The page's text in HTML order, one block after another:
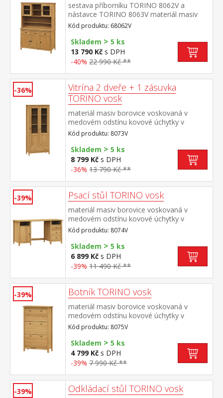
sestava příborníku TORINO 8062V a
nástavce TORINO 8063V materiál masiv
borovice voskovaná v medovém
odstínu kovové úchytky v barevném
provedení černěná mosaz příborník: 3
dveře, 3 zásuvky s kovovými
pojezdy nástavec: dvoje prosklená
80 cm rozměr nástavce (š/h/v) 129 × 33 ×
100 cm
Kód produktu: 68062V
Skladem > 5 ks
13 790 Kč s DPH
-40% 22 990 Kč **
-36%
Vitrína 2 dveře + 1 zásuvka
TORINO vosk
materiál masiv borovice voskovaná v
medovém odstínu kovové úchytky v
barevném provedení černěná mosaz dvoje
částečně prosklené dveře, tři police jedna
zásuvka s kovovými pojezdy
Kód produktu: 8073V
Skladem > 5 ks
8 799 Kč s DPH
-36% 13 790 Kč **
-39% Psací stůl TORINO vosk
materiál masiv borovice voskovaná v
medovém odstínu kovové úchytky v
barevném provedení černěná mosaz 2
otevřené police, 1 dvířka a 3 zásuvky s
kovovými pojezdy
Kód produktu: 8074V
Skladem > 5 ks
6 899 Kč s DPH
-39% 11 490 Kč **
-39% Botník TORINO vosk
materiál masiv borovice voskovaná v
medovém odstínu kovové úchytky v
barevném provedení černěná mosaz 3
dvouřadé výklopy
Kód produktu: 8075V
Skladem > 5 ks
4 799 Kč s DPH
-39% 7 990 Kč **
-39% Odkládací stůl TORINO vosk